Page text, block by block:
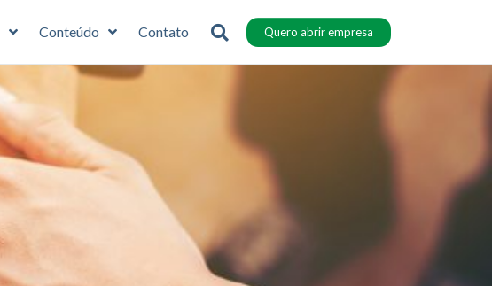
Conteúdo Contato Quero abrir empresa